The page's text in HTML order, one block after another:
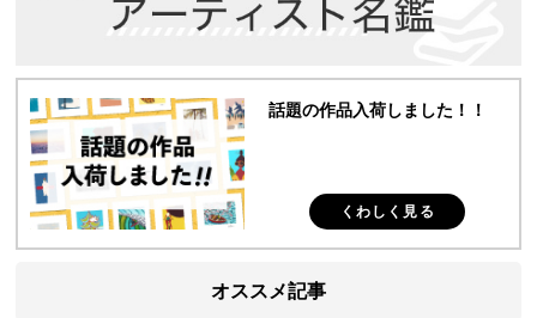
話題の作品入荷しました！！
くわしく見る
オススメ記事